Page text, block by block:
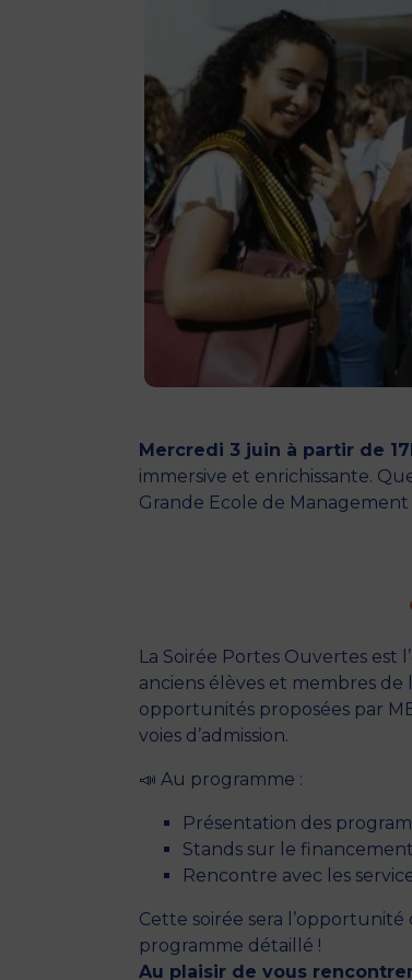
Mercredi 3 juin à partir de
immersive et enrichissante.
Grande Ecole de
La Soirée Portes Ouvertes
anciens élèves et membres
opportunités proposées par
voies d’admission.
📣 Au programme :
Présentation des
Stands sur le
Rencontre avec les
Cette soirée sera
programme détaillé !
Au plaisir de vous